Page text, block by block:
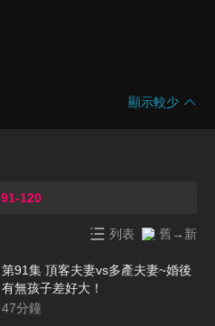
顯示較少
91-120
列表 舊→新
第91集 頂客夫妻vs多產夫妻~婚後
有無孩子差好大！
47分鐘